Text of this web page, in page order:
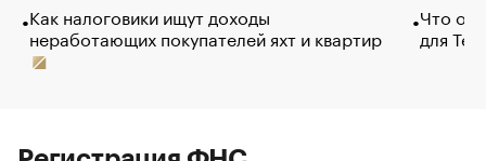
Как налоговики ищут доходы
неработающих покупателей яхт и квартир
Что
для